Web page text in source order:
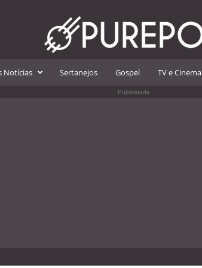
Notícias Sertanejos Gospel TV e Cinema
Publicidade